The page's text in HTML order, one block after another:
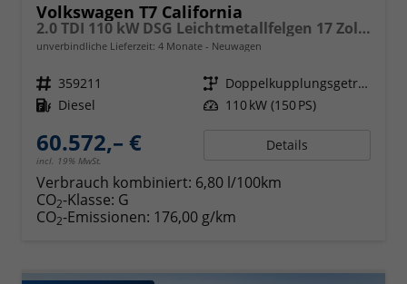
Volkswagen T7 California
2.0 TDI 110 kW DSG Leichtmetallfelgen 17 Zoll, Markise mit Schiene und Gehäuse links, 5 Sitze, Klima, Jahre Werksgarantie,
unverbindliche Lieferzeit: 4 Monate Neuwagen
Fahrzeugnr. 359211 Getriebe
Doppelkupplungsgetriebe (DSG)
Kraftstoff Diesel Leistung 110 kW (150 PS)
60.572,– €
incl. 19% MwSt.
Details
Verbrauch kombiniert: 6,80 l/100km
CO2-Klasse: G
CO2-Emissionen: 176,00 g/km